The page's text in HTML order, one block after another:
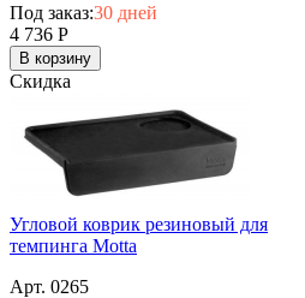
Под заказ:30 дней
4 736 Р
В корзину
Скидка
Угловой коврик резиновый для
темпинга Motta
Арт. 0265